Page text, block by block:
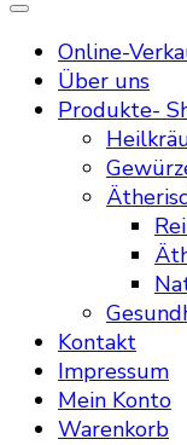
Online-
Über uns
Produkte-
Kontakt
Impressum
Mein Konto
Warenkorb